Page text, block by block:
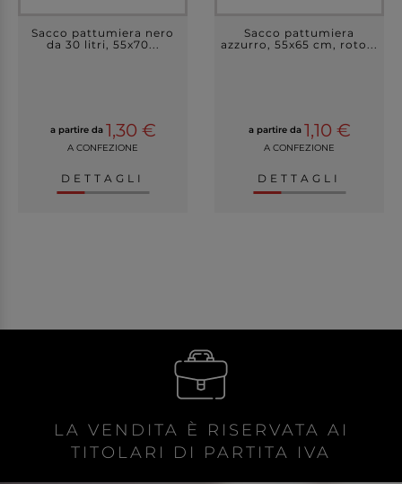
Sacco pattumiera nero
da 30 litri, 55x70...
a partire da 1,30 €
A CONFEZIONE
DETTAGLI
Sacco pattumiera
azzurro, 55x65 cm, roto...
a partire da 1,10 €
A CONFEZIONE
DETTAGLI
LA VENDITA È RISERVATA AI
TITOLARI DI PARTITA IVA